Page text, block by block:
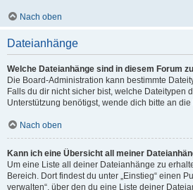
Nach oben
Dateianhänge
Welche Dateianhänge sind in diesem Forum
Die Board-Administration kann bestimmte
Falls du dir nicht sicher bist, welche Dateitypen
Unterstützung benötigst, wende dich bitte an
Nach oben
Kann ich eine Übersicht all meiner
Um eine Liste all deiner Dateianhänge zu
Bereich. Dort findest du unter „Einstieg“ einen
verwalten“, über den du eine Liste deiner